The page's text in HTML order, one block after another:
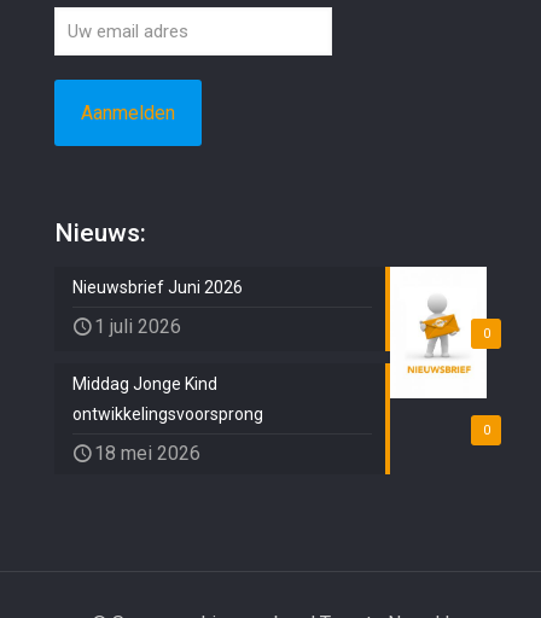
Nieuws:
0
Nieuwsbrief Juni 2026
1 juli 2026
0
Middag Jonge Kind
ontwikkelingsvoorsprong
18 mei 2026